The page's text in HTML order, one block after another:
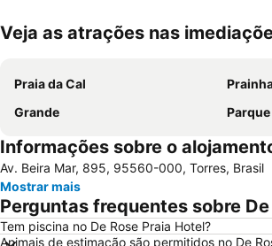
Veja as atrações nas
Praia da Cal
Grande
Informações sobre o
Av. Beira Mar, 895, 95560-000, Torres, Brasil
Mostrar mais
Perguntas frequentes sobre
Tem piscina no De Rose Praia Hotel?
Animais de estimação são permitidos no De